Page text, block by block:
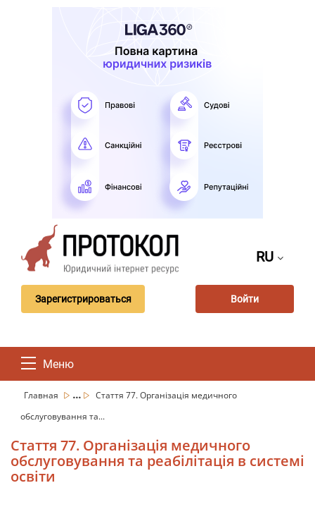
RU
Зарегистрироваться Войти
Меню
Главная ...
Стаття 77. Організація медичного
обслуговування та...
Стаття 77. Організація медичного
обслуговування та реабілітація в системі
освіти